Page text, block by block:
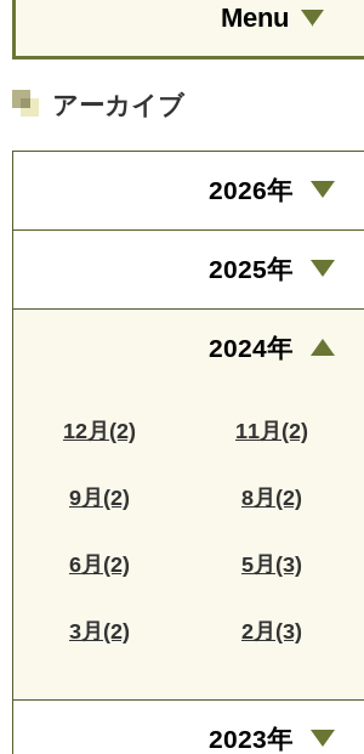
Menu
アーカイブ
2026年
2025年
2024年
12月(2) 11月(2)
9月(2) 8月(2)
6月(2) 5月(3)
3月(2) 2月(3)
2023年